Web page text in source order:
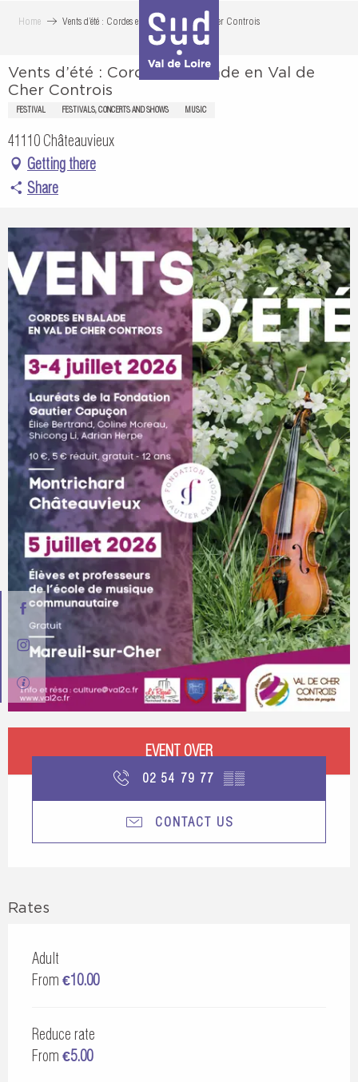
principal
Home Vents d’été : Cordes en balade en Val de Cher Controis
Vents d’été : Cordes en balade en Val de
Cher Controis
FESTIVAL FESTIVALS, CONCERTS AND SHOWS MUSIC
41110 Châteauvieux
Getting there
Share
EVENT OVER
02 54 79 77 ▒▒
CONTACT US
Rates
Adult
From €10.00
Reduce rate
From €5.00